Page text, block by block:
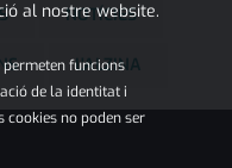
NOTÍCIES
L'ALZINA
al nostre website.
permeten funcions
de la identitat i
cookies no poden ser